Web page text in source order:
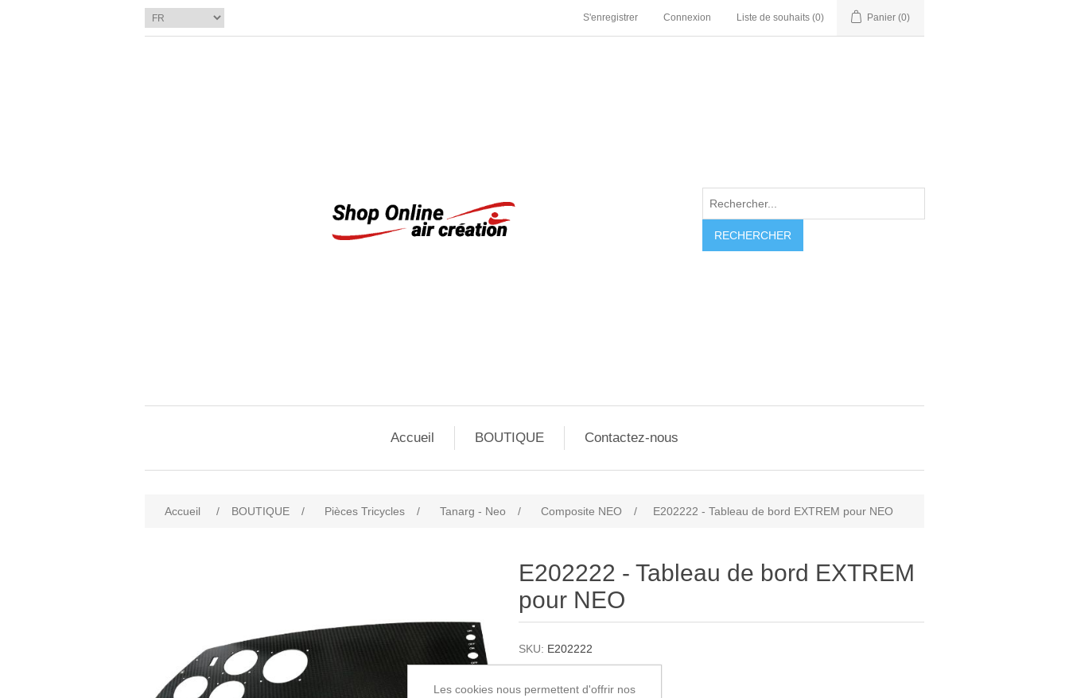
S'enregistrer Connexion Liste de souhaits (0) Panier (0)
RECHERCHER
Accueil BOUTIQUE Contactez-nous
Accueil / BOUTIQUE / Pièces Tricycles / Tanarg - Neo / Composite NEO / E202222 - Tableau de bord EXTREM pour NEO
E202222 - Tableau de bord EXTREM
pour NEO
SKU: E202222
Les cookies nous permettent d'offrir nos